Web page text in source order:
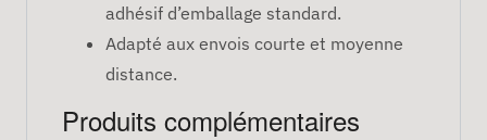
adhésif d’emballage standard.
Adapté aux envois courte et moyenne
distance.
Produits complémentaires